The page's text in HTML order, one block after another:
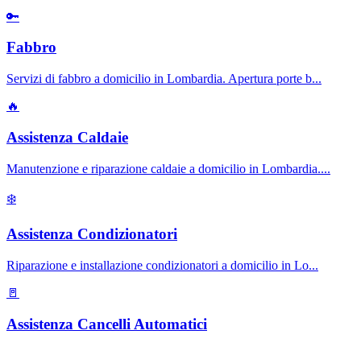
🔑
Fabbro
Servizi di fabbro a domicilio in Lombardia. Apertura porte b...
🔥
Assistenza Caldaie
Manutenzione e riparazione caldaie a domicilio in Lombardia....
❄️
Assistenza Condizionatori
Riparazione e installazione condizionatori a domicilio in Lo...
🚪
Assistenza Cancelli Automatici